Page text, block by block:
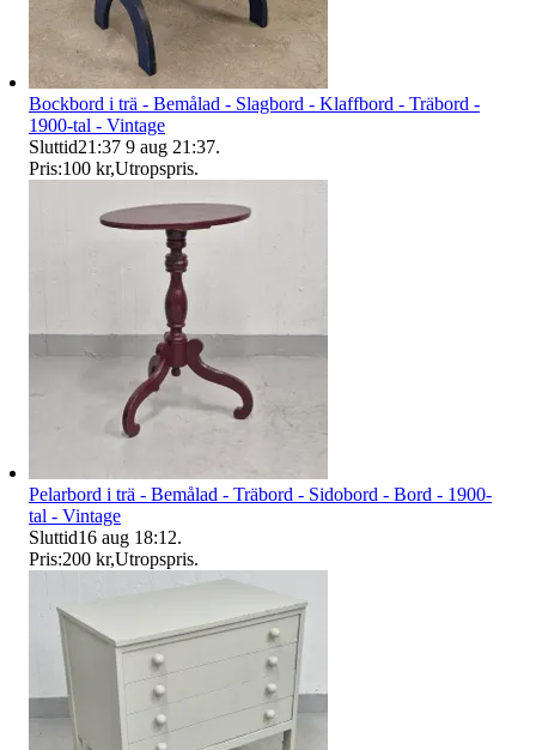
Bockbord i trä - Bemålad - Slagbord - Klaffbord - Träbord -
1900-tal - Vintage
Sluttid21:37 9 aug 21:37.
Pris:100 kr,Utropspris.
Pelarbord i trä - Bemålad - Träbord - Sidobord - Bord - 1900-
tal - Vintage
Sluttid16 aug 18:12.
Pris:200 kr,Utropspris.